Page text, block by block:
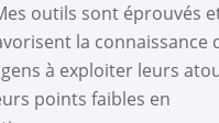
outils sont éprouvés
la connaissance
à exploiter leurs
points faibles en